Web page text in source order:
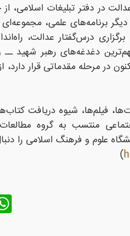
در دفتر تبلیغات اسلامی،
برنامه‌های علمی، مجموعه‌ای
درس‌گفتار عدالت،
دغدغه‌های رهبر شهید ــ و
در مرحله مقدماتی قرار دارد،
فیلم‌ها، شیوه دریافت
منتسب به گروه
علوم و فرهنگ اسلامی را
)